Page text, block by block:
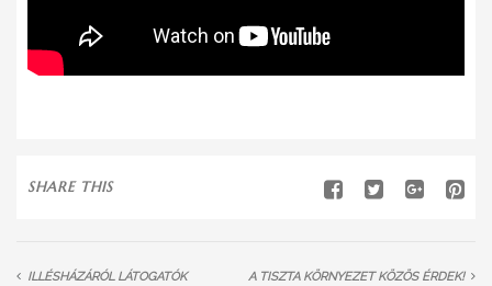
SHARE THIS
ILLÉSHÁZÁRÓL LÁTOGATÓK A TISZTA KÖRNYEZET KÖZÖS ÉRDEK!